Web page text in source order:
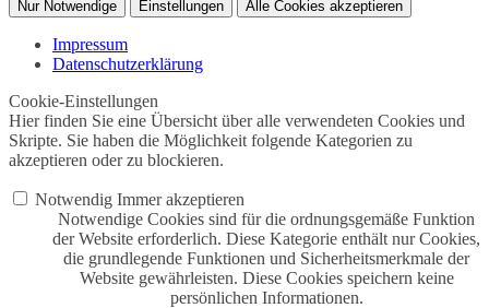
Nur Notwendige Einstellungen Alle Cookies akzeptieren
Impressum
Datenschutzerklärung
Cookie-Einstellungen
Hier finden Sie eine Übersicht über alle verwendeten Cookies und
Skripte. Sie haben die Möglichkeit folgende Kategorien zu
akzeptieren oder zu blockieren.
Notwendig Immer akzeptieren
Notwendige Cookies sind für die ordnungsgemäße Funktion
der Website erforderlich. Diese Kategorie enthält nur Cookies,
die grundlegende Funktionen und Sicherheitsmerkmale der
Website gewährleisten. Diese Cookies speichern keine
persönlichen Informationen.